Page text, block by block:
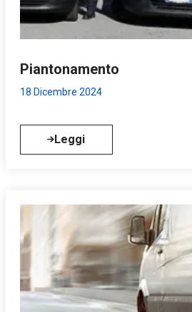
Piantonamento
18 Dicembre 2024
Leggi